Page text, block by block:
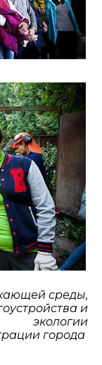
среды,
и
экологии
города